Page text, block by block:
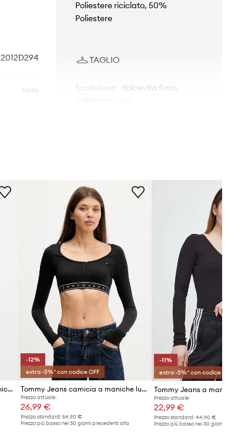
2012D294
nero
Poliestere riciclato, 50%
Poliestere
TAGLIO
Scollatura
dolcevita finto,
La modella nella foto è alta 177
cm e indossa la taglia S
Taglia standard
Raccomandiamo di scegliere la
taglia che si indossa normalmente.
Tabella di taglie
Calvin Klein Jeans camicia a maniche lunghe
-12%
extra -5%* con codice OFF
Tommy Jeans camicia a maniche lunghe
Prezzo attuale:
26,99 €
Prezzo standard:54,90 €
Prezzo più basso nei 30 giorni precedenti alla
-11%
extra -5%* con codice OFF
Prezzo attuale:
22,99 €
Prezzo standard: 44,90 €
Prezzo più basso nei 30 giorni